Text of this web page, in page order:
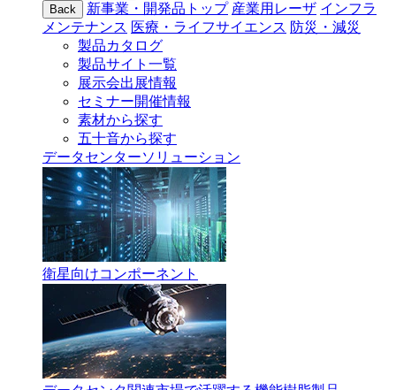
Back 新事業・開発品トップ 産業用レーザ インフラ
メンテナンス 医療・ライフサイエンス 防災・減災
製品カタログ
製品サイト一覧
展示会出展情報
セミナー開催情報
素材から探す
五十音から探す
データセンターソリューション
衛星向けコンポーネント